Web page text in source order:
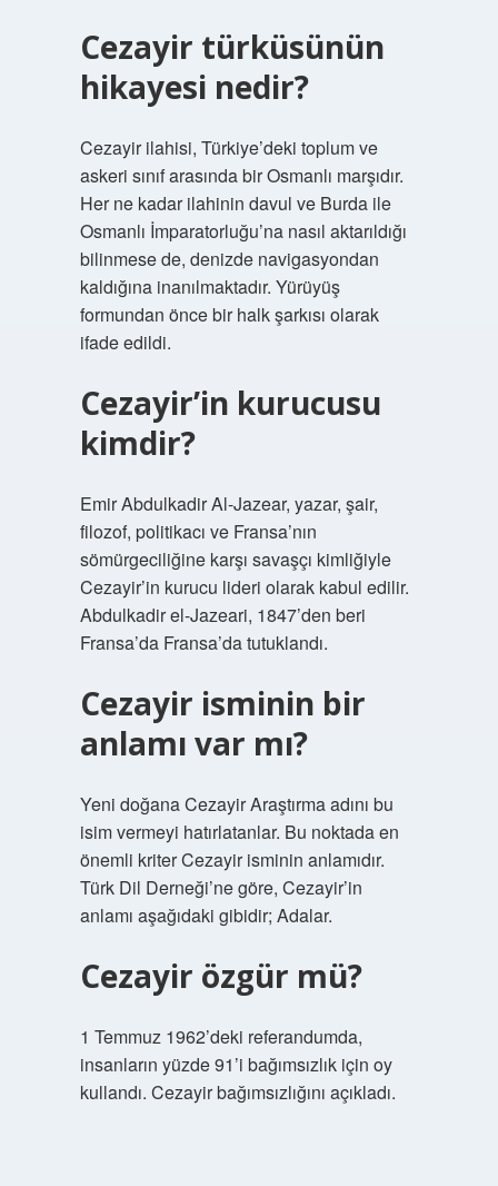
Cezayir türküsünün
hikayesi nedir?
Cezayir ilahisi, Türkiye’deki toplum ve
askeri sınıf arasında bir Osmanlı marşıdır.
Her ne kadar ilahinin davul ve Burda ile
Osmanlı İmparatorluğu’na nasıl aktarıldığı
bilinmese de, denizde navigasyondan
kaldığına inanılmaktadır. Yürüyüş
formundan önce bir halk şarkısı olarak
ifade edildi.
Cezayir’in kurucusu
kimdir?
Emir Abdulkadir Al-Jazear, yazar, şair,
filozof, politikacı ve Fransa’nın
sömürgeciliğine karşı savaşçı kimliğiyle
Cezayir’in kurucu lideri olarak kabul edilir.
Abdulkadir el-Jazeari, 1847’den beri
Fransa’da Fransa’da tutuklandı.
Cezayir isminin bir
anlamı var mı?
Yeni doğana Cezayir Araştırma adını bu
isim vermeyi hatırlatanlar. Bu noktada en
önemli kriter Cezayir isminin anlamıdır.
Türk Dil Derneği’ne göre, Cezayir’in
anlamı aşağıdaki gibidir; Adalar.
Cezayir özgür mü?
1 Temmuz 1962’deki referandumda,
insanların yüzde 91’i bağımsızlık için oy
kullandı. Cezayir bağımsızlığını açıkladı.